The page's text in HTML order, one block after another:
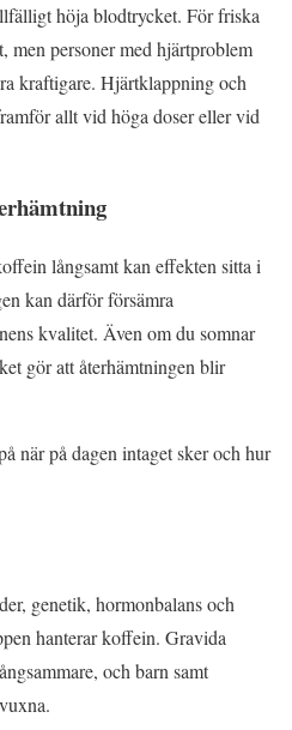
höja blodtrycket. För friska
men personer med hjärtproblem
kraftigare. Hjärtklappning och
allt vid höga doser eller vid
långsamt kan effekten sitta i
kan därför försämra
kvalitet. Även om du somnar
gör att återhämtningen blir
när på dagen intaget sker och hur
genetik, hormonbalans och
hanterar koffein. Gravida
och barn samt